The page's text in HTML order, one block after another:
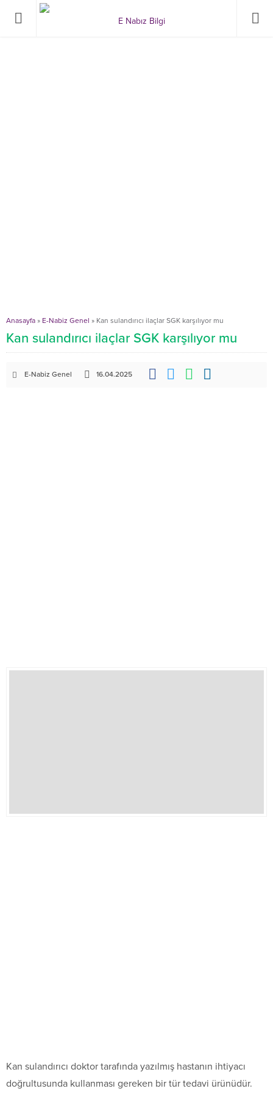
Anasayfa » E-Nabiz Genel » Kan sulandırıcı ilaçlar SGK karşılıyor mu
Kan sulandırıcı ilaçlar SGK karşılıyor mu
E-Nabiz Genel 16.04.2025
Kan sulandırıcı doktor tarafında yazılmış hastanın ihtiyacı
doğrultusunda kullanması gereken bir tür tedavi ürünüdür.